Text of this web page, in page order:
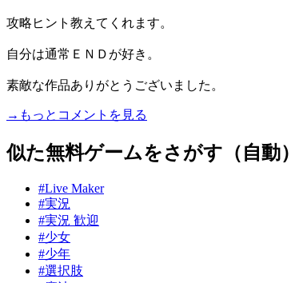
攻略ヒント教えてくれます。
自分は通常ＥＮＤが好き。
素敵な作品ありがとうございました。
→もっとコメントを見る
似た無料ゲームをさがす（自動）
#Live Maker
#実況
#実況 歓迎
#少女
#少年
#選択肢